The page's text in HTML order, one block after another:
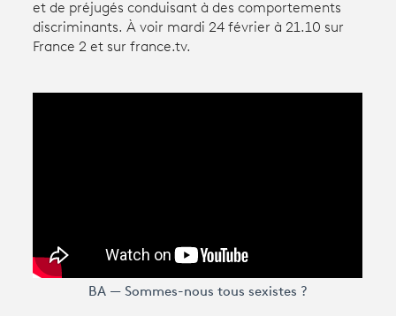
connexion
et de préjugés conduisant à des comportements
discriminants. À voir mardi 24 février à 21.10 sur
France 2 et sur france.tv.
BA — Sommes-nous tous sexistes ?